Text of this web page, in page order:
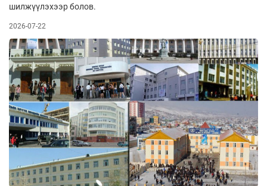
шилжүүлэхээр болов.
2026-07-22